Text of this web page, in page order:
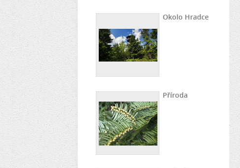
Okolo Hradce
Příroda